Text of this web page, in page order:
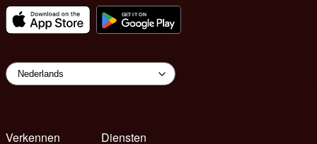
Verkennen
Diensten